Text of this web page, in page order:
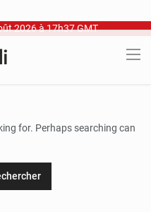
2026 à 17h37 GMT
for. Perhaps searching can